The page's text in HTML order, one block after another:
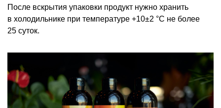
После вскрытия упаковки продукт нужно хранить
в холодильнике при температуре +10±2 °С не более
25 суток.